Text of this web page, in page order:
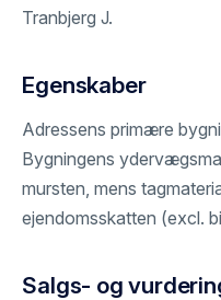
Tranbjerg J.
Egenskaber
Adressens primære
Bygningens
mursten, mens
ejendomsskatten (excl.
Salgs- og